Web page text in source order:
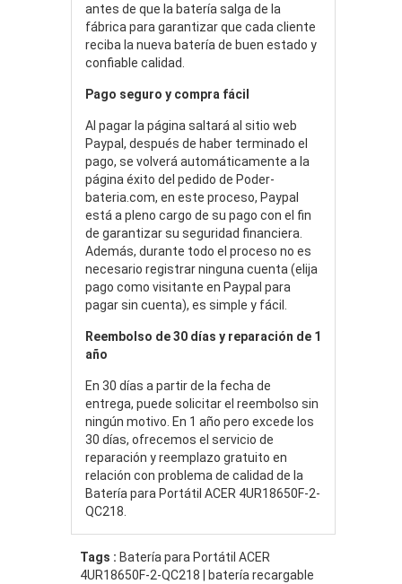
antes de que la batería salga de la
fábrica para garantizar que cada cliente
reciba la nueva batería de buen estado y
confiable calidad.
Pago seguro y compra fácil
Al pagar la página saltará al sitio web
Paypal, después de haber terminado el
pago, se volverá automáticamente a la
página éxito del pedido de Poder-
bateria.com, en este proceso, Paypal
está a pleno cargo de su pago con el fin
de garantizar su seguridad financiera.
Además, durante todo el proceso no es
necesario registrar ninguna cuenta (elija
pago como visitante en Paypal para
pagar sin cuenta), es simple y fácil.
Reembolso de 30 días y reparación de 1
año
En 30 días a partir de la fecha de
entrega, puede solicitar el reembolso sin
ningún motivo. En 1 año pero excede los
30 días, ofrecemos el servicio de
reparación y reemplazo gratuito en
relación con problema de calidad de la
Batería para Portátil ACER 4UR18650F-2-
QC218.
Tags : Batería para Portátil ACER
4UR18650F-2-QC218 | batería recargable